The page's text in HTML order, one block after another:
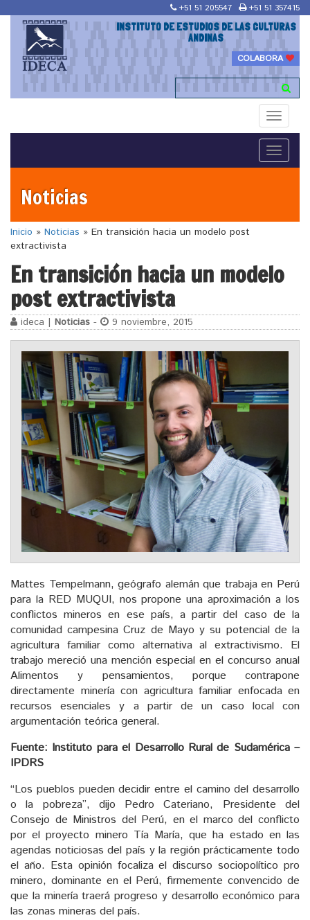
+51 51 205547 +51 51 357415
INSTITUTO DE ESTUDIOS DE LAS CULTURAS
ANDINAS
COLABORA
Toggle
Toggle
Noticias
Inicio » Noticias » En transición hacia un modelo post
extractivista
En transición hacia un modelo
post extractivista
ideca | Noticias - 9 noviembre, 2015
Mattes Tempelmann, geógrafo alemán que trabaja en Perú
para la RED MUQUI, nos propone una aproximación a los
conflictos mineros en ese país, a partir del caso de la
comunidad campesina Cruz de Mayo y su potencial de la
agricultura familiar como alternativa al extractivismo. El
trabajo mereció una mención especial en el concurso anual
Alimentos y pensamientos, porque contrapone
directamente minería con agricultura familiar enfocada en
recursos esenciales y a partir de un caso local con
argumentación teórica general.
Fuente: Instituto para el Desarrollo Rural de Sudamérica –
IPDRS
“Los pueblos pueden decidir entre el camino del desarrollo
o la pobreza”, dijo Pedro Cateriano, Presidente del
Consejo de Ministros del Perú, en el marco del conflicto
por el proyecto minero Tía María, que ha estado en las
agendas noticiosas del país y la región prácticamente todo
el año. Esta opinión focaliza el discurso sociopolítico pro
minero, dominante en el Perú, firmemente convencido de
que la minería traerá progreso y desarrollo económico para
las zonas mineras del país.